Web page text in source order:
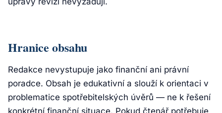
Hranice obsahu
Redakce nevystupuje jako finanční ani právní
poradce. Obsah je edukativní a slouží k orientaci v
problematice spotřebitelských úvěrů — ne k řešení
konkrétní finanční situace. Pokud čtenář potřebuje